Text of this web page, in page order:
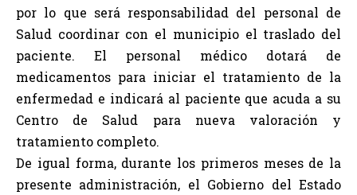
por lo que será responsabilidad del personal de
Salud coordinar con el municipio el traslado del
paciente. El personal médico dotará de
medicamentos para iniciar el tratamiento de la
enfermedad e indicará al paciente que acuda a su
Centro de Salud para nueva valoración y
tratamiento completo.
De igual forma, durante los primeros meses de la
presente administración, el Gobierno del Estado